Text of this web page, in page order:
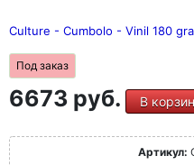
Culture - Cumbolo - Vinil 180
Под заказ
6673 руб. В
Артикул: